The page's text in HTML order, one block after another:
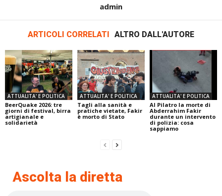
admin
ARTICOLI CORRELATI ALTRO DALL'AUTORE
ATTUALITA' E POLITICA
BeerQuake 2026: tre
giorni di festival, birra
artigianale e
solidarietà
ATTUALITA' E POLITICA
Tagli alla sanità e
pratiche vietate, Fakir
è morto di Stato
ATTUALITA' E POLITICA
Al Pilatro la morte di
Abderrahim Fakir
durante un intervento
di polizia: cosa
sappiamo
Ascolta la diretta